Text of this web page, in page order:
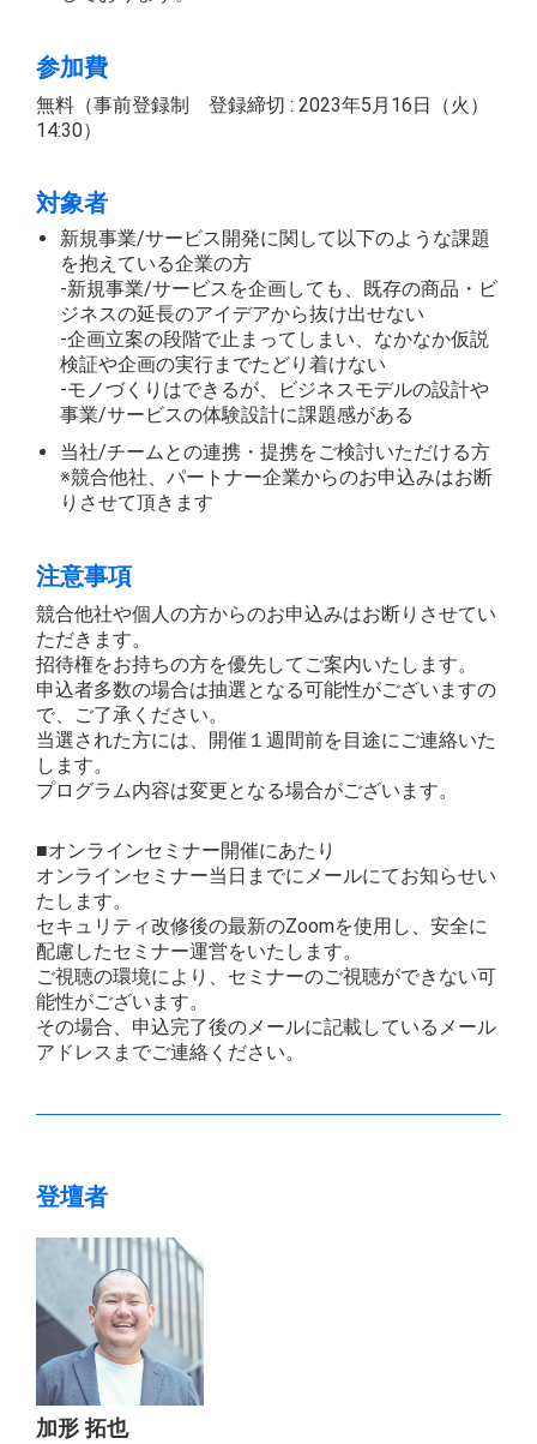
参加費
無料（事前登録制 登録締切 : 2023年5月16日（火）
14:30）
対象者
新規事業/サービス開発に関して以下のような課題
を抱えている企業の方
-新規事業/サービスを企画しても、既存の商品・ビ
ジネスの延長のアイデアから抜け出せない
-企画立案の段階で止まってしまい、なかなか仮説
検証や企画の実行までたどり着けない
-モノづくりはできるが、ビジネスモデルの設計や
事業/サービスの体験設計に課題感がある
当社/チームとの連携・提携をご検討いただける方
※競合他社、パートナー企業からのお申込みはお断
りさせて頂きます
注意事項
競合他社や個人の方からのお申込みはお断りさせてい
ただきます。
招待権をお持ちの方を優先してご案内いたします。
申込者多数の場合は抽選となる可能性がございますの
で、ご了承ください。
当選された方には、開催１週間前を目途にご連絡いた
します。
プログラム内容は変更となる場合がございます。
■オンラインセミナー開催にあたり
オンラインセミナー当日までにメールにてお知らせい
たします。
セキュリティ改修後の最新のZoomを使用し、安全に
配慮したセミナー運営をいたします。
ご視聴の環境により、セミナーのご視聴ができない可
能性がございます。
その場合、申込完了後のメールに記載しているメール
アドレスまでご連絡ください。
登壇者
加形 拓也